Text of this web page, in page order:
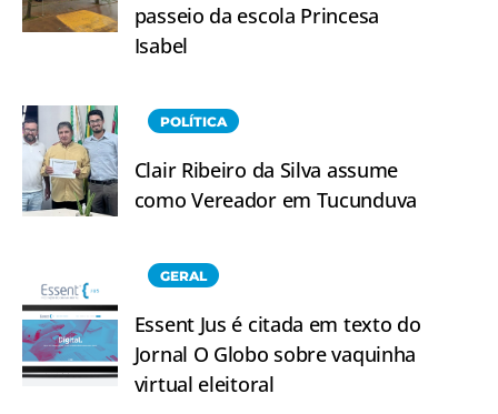
passeio da escola Princesa
Isabel
POLÍTICA
Clair Ribeiro da Silva assume
como Vereador em Tucunduva
GERAL
Essent Jus é citada em texto do
Jornal O Globo sobre vaquinha
virtual eleitoral